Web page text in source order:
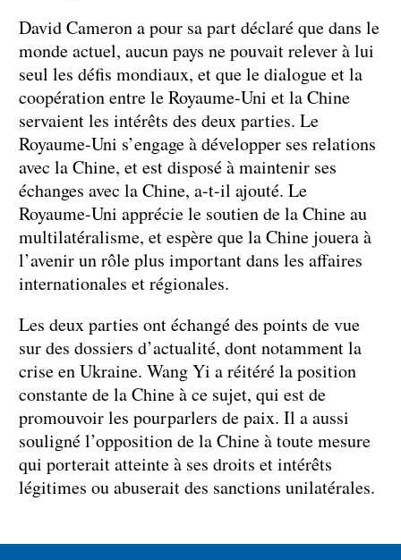
David Cameron a pour sa part déclaré que dans le
monde actuel, aucun pays ne pouvait relever à lui
seul les défis mondiaux, et que le dialogue et la
coopération entre le Royaume-Uni et la Chine
servaient les intérêts des deux parties. Le
Royaume-Uni s’engage à développer ses relations
avec la Chine, et est disposé à maintenir ses
échanges avec la Chine, a-t-il ajouté. Le
Royaume-Uni apprécie le soutien de la Chine au
multilatéralisme, et espère que la Chine jouera à
l’avenir un rôle plus important dans les affaires
internationales et régionales.
Les deux parties ont échangé des points de vue
sur des dossiers d’actualité, dont notamment la
crise en Ukraine. Wang Yi a réitéré la position
constante de la Chine à ce sujet, qui est de
promouvoir les pourparlers de paix. Il a aussi
souligné l’opposition de la Chine à toute mesure
qui porterait atteinte à ses droits et intérêts
légitimes ou abuserait des sanctions unilatérales.